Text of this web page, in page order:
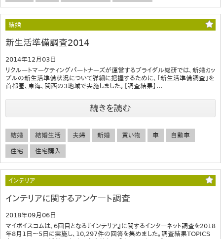
結婚
新生活準備調査2014
2014年12月03日
リクルートマーケティングパートナーズが運営するブライダル総研では、新婚カッ
プルの新生活準備状況について詳細に把握するために、「新生活準備調査」を
首都圏、東海、関西の3地域で実施しました。【調査結果】...
続きを読む
結婚 結婚生活 夫婦 新婚 買い物 車 自動車
住宅 住宅購入
インテリア
インテリアに関するアンケート調査
2018年09月06日
マイボイスコムは、6回目となる『インテリア』に関するインターネット調査を2018
年8月1日～5日に実施し、10,297件の回答を集めました。調査結果TOPICS